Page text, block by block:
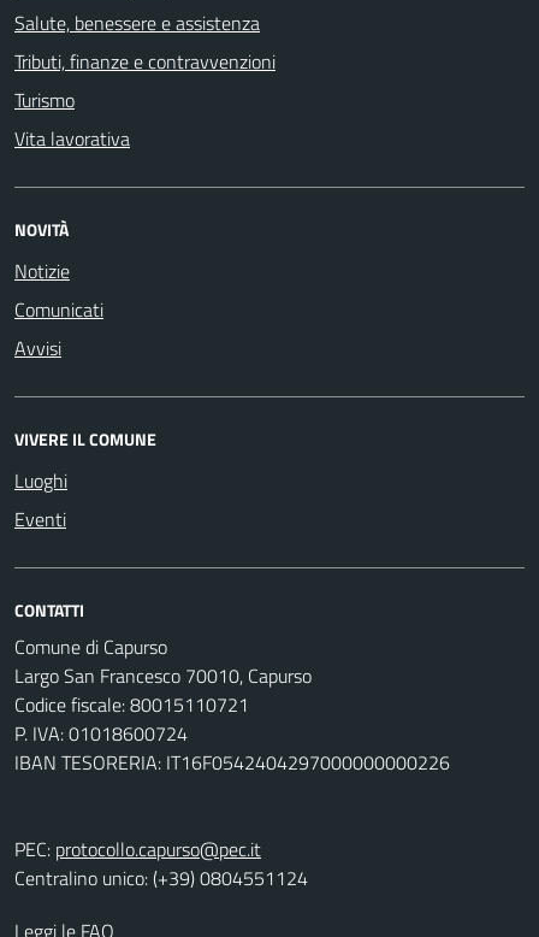
Salute, benessere e assistenza
Tributi, finanze e contravvenzioni
Turismo
Vita lavorativa
NOVITÀ
Notizie
Comunicati
Avvisi
VIVERE IL COMUNE
Luoghi
Eventi
CONTATTI
Comune di Capurso
Largo San Francesco 70010, Capurso
Codice fiscale: 80015110721
P. IVA: 01018600724
IBAN TESORERIA: IT16F0542404297000000000226
PEC: protocollo.capurso@pec.it
Centralino unico: (+39) 0804551124
Leggi le FAQ